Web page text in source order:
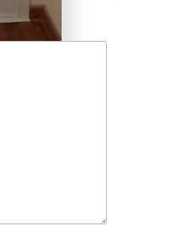
contato!